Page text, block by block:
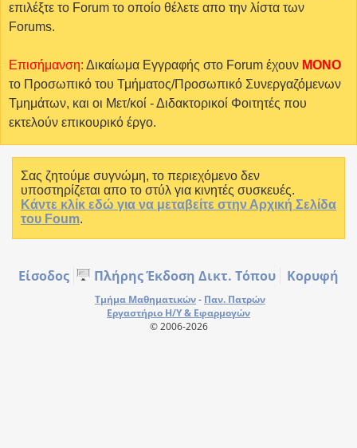
επιλέξτε το Forum το οποίο θέλετε απο την λίστα των
Forums.
Επισήμανση: Δικαίωμα Εγγραφής στο Forum έχουν MONO
το Προσωπικό του Τμήματος/Προσωπικό Συνεργαζόμενων
Τμημάτων, και οι Μετ/κοί - Διδακτορικοί Φοιτητές που
εκτελούν επικουρικό έργο.
Σας ζητούμε συγνώμη, το περιεχόμενο δεν
υποστηρίζεται απο το στύλ για κινητές συσκευές.
Κάντε κλίκ εδώ για να μεταβείτε στην Αρχική Σελίδα
του Foum.
Είσοδος Πλήρης Έκδοση Δικτ. Τόπου Κορυφή
Τμήμα Μαθηματικών- Παν. Πατρών
Εργαστήριο Η/Υ & Εφαρμογών
© 2006-2026